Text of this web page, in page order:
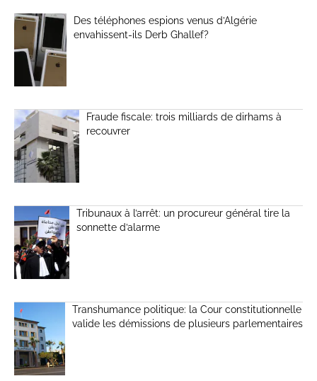
Des téléphones espions venus d’Algérie
envahissent-ils Derb Ghallef?
Fraude fiscale: trois milliards de dirhams à
recouvrer
Tribunaux à l’arrêt: un procureur général tire la
sonnette d’alarme
Transhumance politique: la Cour constitutionnelle
valide les démissions de plusieurs parlementaires